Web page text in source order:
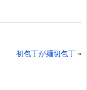
初包丁が麺切包丁 »